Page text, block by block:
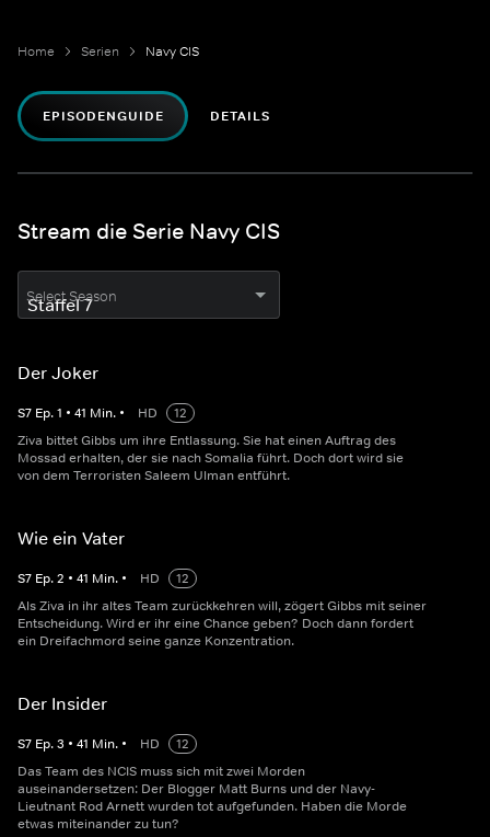
Home Serien Navy CIS
EPISODENGUIDE DETAILS
Stream die Serie Navy CIS
Select Season
Der Joker
S7 Ep.1 • 41 Min. • HD
12
Ziva bittet Gibbs um ihre Entlassung. Sie hat einen Auftrag des
Mossad erhalten, der sie nach Somalia führt. Doch dort wird sie
von dem Terroristen Saleem Ulman entführt.
Wie ein Vater
S7 Ep.2 • 41 Min. • HD
12
Als Ziva in ihr altes Team zurückkehren will, zögert Gibbs mit seiner
Entscheidung. Wird er ihr eine Chance geben? Doch dann fordert
ein Dreifachmord seine ganze Konzentration.
Der Insider
S7 Ep.3 • 41 Min. • HD
12
Das Team des NCIS muss sich mit zwei Morden
auseinandersetzen: Der Blogger Matt Burns und der Navy-
Lieutnant Rod Arnett wurden tot aufgefunden. Haben die Morde
etwas miteinander zu tun?